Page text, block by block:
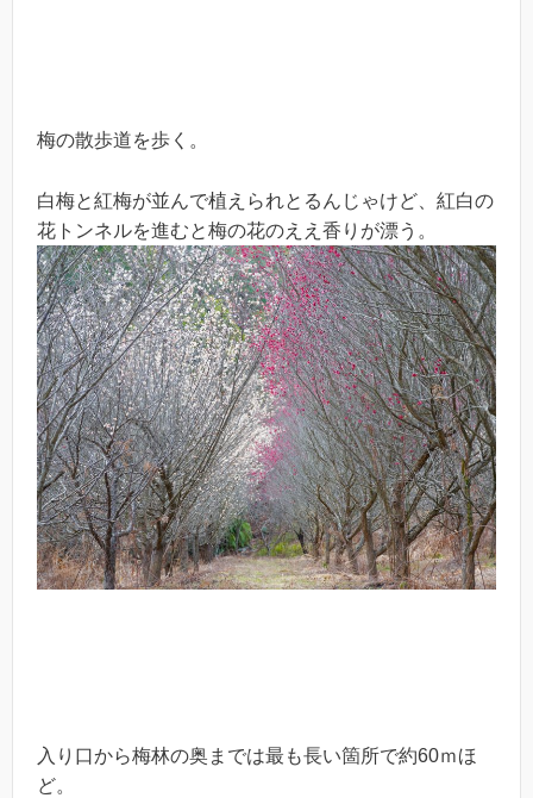
梅の散歩道を歩く。
白梅と紅梅が並んで植えられとるんじゃけど、紅白の
花トンネルを進むと梅の花のええ香りが漂う。
入り口から梅林の奥までは最も長い箇所で約60ｍほ
ど。